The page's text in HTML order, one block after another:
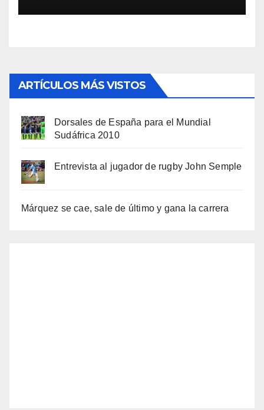
ARTÍCULOS MÁS VISTOS
Dorsales de España para el Mundial
Sudáfrica 2010
Entrevista al jugador de rugby John Semple
Márquez se cae, sale de último y gana la carrera